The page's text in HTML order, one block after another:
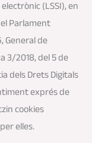
(LSSI), en
Parlament
General de
3/2018, del 5 de
dels Drets Digitals
exprés de
cookies
elles.